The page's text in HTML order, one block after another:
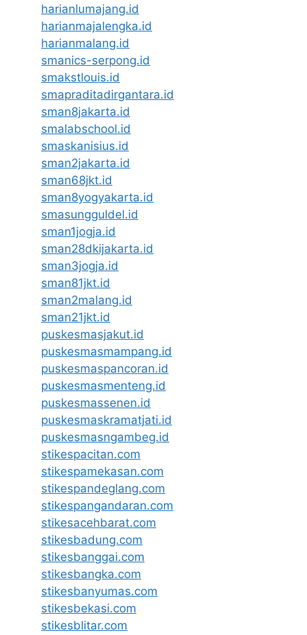
harianlumajang.id
harianmajalengka.id
harianmalang.id
smanics-serpong.id
smakstlouis.id
smapraditadirgantara.id
sman8jakarta.id
smalabschool.id
smaskanisius.id
sman2jakarta.id
sman68jkt.id
sman8yogyakarta.id
smasungguldel.id
sman1jogja.id
sman28dkijakarta.id
sman3jogja.id
sman81jkt.id
sman2malang.id
sman21jkt.id
puskesmasjakut.id
puskesmasmampang.id
puskesmaspancoran.id
puskesmasmenteng.id
puskesmassenen.id
puskesmaskramatjati.id
puskesmasngambeg.id
stikespacitan.com
stikespamekasan.com
stikespandeglang.com
stikespangandaran.com
stikesacehbarat.com
stikesbadung.com
stikesbanggai.com
stikesbangka.com
stikesbanyumas.com
stikesbekasi.com
stikesblitar.com